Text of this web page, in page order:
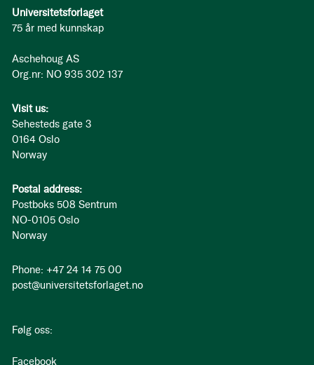
Universitetsforlaget
75 år med kunnskap
Aschehoug AS
Org.nr: NO 935 302 137
Visit us:
Sehesteds gate 3
0164 Oslo
Norway
Postal address:
Postboks 508 Sentrum
NO-0105 Oslo
Norway
Phone: +47 24 14 75 00
post@universitetsforlaget.no
Følg oss:
Facebook